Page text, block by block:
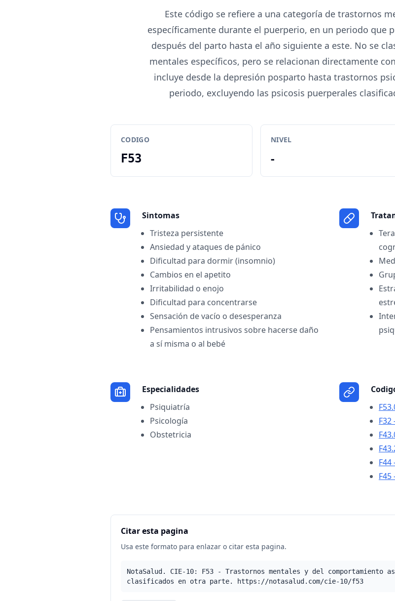
Este código se refiere a una categoría de trastornos
específicamente durante el puerperio, en un periodo que
después del parto hasta el año siguiente a este. No se
mentales específicos, pero se relacionan directamente
incluye desde la depresión posparto hasta trastornos
periodo, excluyendo las psicosis puerperales
CODIGO
F53
NIVEL
-
Sintomas
Tristeza persistente
Ansiedad y ataques de pánico
Dificultad para dormir (insomnio)
Cambios en el apetito
Irritabilidad o enojo
Dificultad para concentrarse
Sensación de vacío o desesperanza
Pensamientos intrusivos sobre hacerse daño
a sí misma o al bebé
Especialidades
Psiquiatría
Psicología
Obstetricia
Citar esta pagina
Usa este formato para enlazar o citar esta pagina.
NotaSalud. CIE-10: F53 - Trastornos mentales y del comportamiento
clasificados en otra parte. https://notasalud.com/cie-10/f53